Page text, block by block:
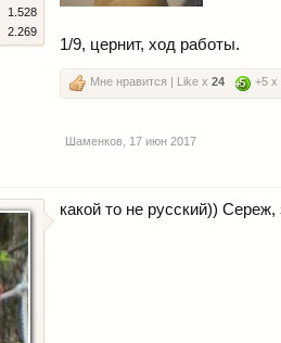
1.528
2.269
1/9, цернит, ход работы.
Мне нравится | Like x 24 +5 x
Шаменков 17 июн 2017
какой то не русский))